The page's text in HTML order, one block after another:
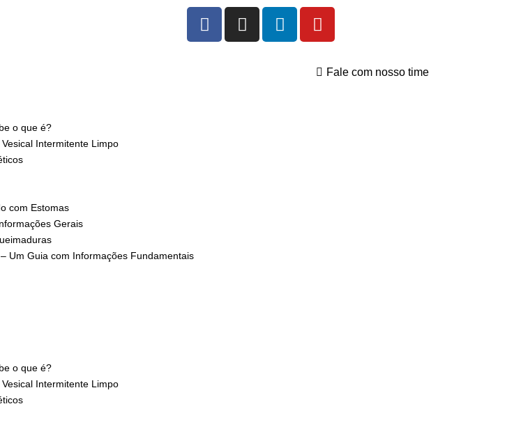
o que é?
Intermitente Limpo
com Estomas
Gerais
Um Guia com Informações Fundamentais
o que é?
Intermitente Limpo
Fale com nosso time